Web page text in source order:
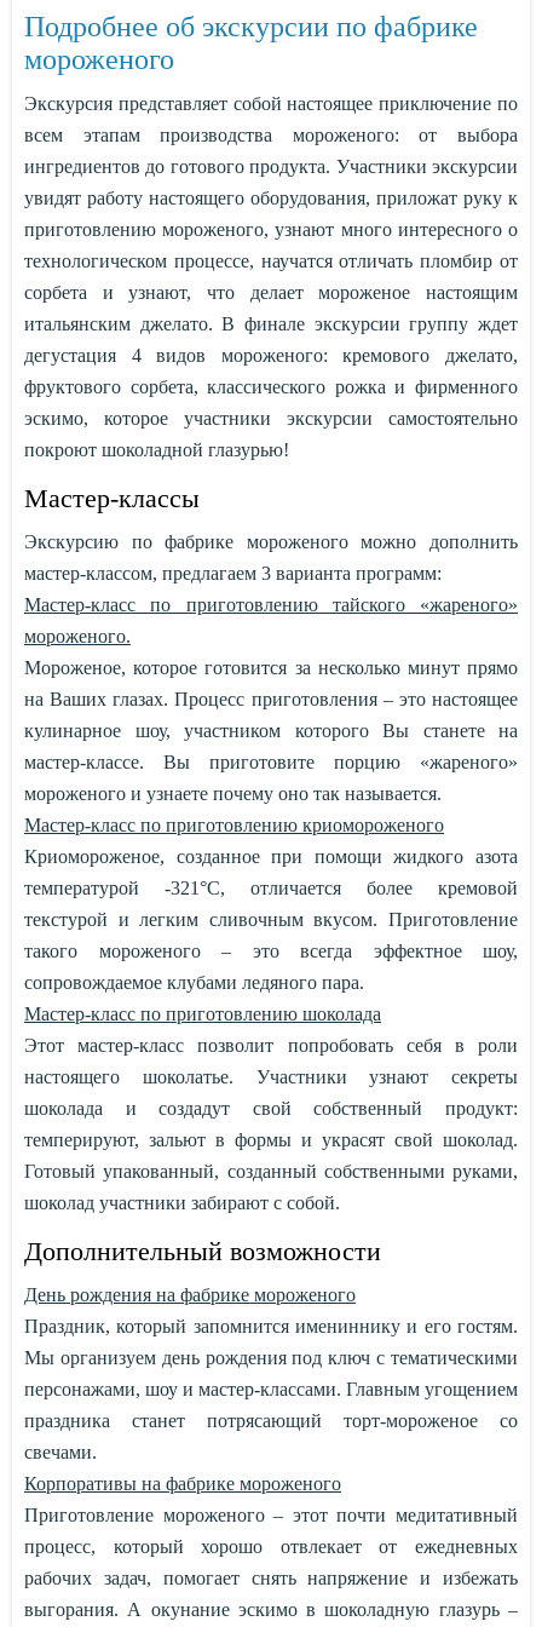
Подробнее об экскурсии по фабрике
мороженого
Экскурсия представляет собой настоящее приключение по
всем этапам производства мороженого: от выбора
ингредиентов до готового продукта. Участники экскурсии
увидят работу настоящего оборудования, приложат руку к
приготовлению мороженого, узнают много интересного о
технологическом процессе, научатся отличать пломбир от
сорбета и узнают, что делает мороженое настоящим
итальянским джелато. В финале экскурсии группу ждет
дегустация 4 видов мороженого: кремового джелато,
фруктового сорбета, классического рожка и фирменного
эскимо, которое участники экскурсии самостоятельно
покроют шоколадной глазурью!
Мастер-классы
Экскурсию по фабрике мороженого можно дополнить
мастер-классом, предлагаем 3 варианта программ:
Мастер-класс по приготовлению тайского «жареного»
мороженого.
Мороженое, которое готовится за несколько минут прямо
на Ваших глазах. Процесс приготовления – это настоящее
кулинарное шоу, участником которого Вы станете на
мастер-классе. Вы приготовите порцию «жареного»
мороженого и узнаете почему оно так называется.
Мастер-класс по приготовлению криомороженого
Криомороженое, созданное при помощи жидкого азота
температурой -321°C, отличается более кремовой
текстурой и легким сливочным вкусом. Приготовление
такого мороженого – это всегда эффектное шоу,
сопровождаемое клубами ледяного пара.
Мастер-класс по приготовлению шоколада
Этот мастер-класс позволит попробовать себя в роли
настоящего шоколатье. Участники узнают секреты
шоколада и создадут свой собственный продукт:
темперируют, зальют в формы и украсят свой шоколад.
Готовый упакованный, созданный собственными руками,
шоколад участники забирают с собой.
Дополнительный возможности
День рождения на фабрике мороженого
Праздник, который запомнится имениннику и его гостям.
Мы организуем день рождения под ключ с тематическими
персонажами, шоу и мастер-классами. Главным угощением
праздника станет потрясающий торт-мороженое со
свечами.
Корпоративы на фабрике мороженого
Приготовление мороженого – этот почти медитативный
процесс, который хорошо отвлекает от ежедневных
рабочих задач, помогает снять напряжение и избежать
выгорания. А окунание эскимо в шоколадную глазурь –